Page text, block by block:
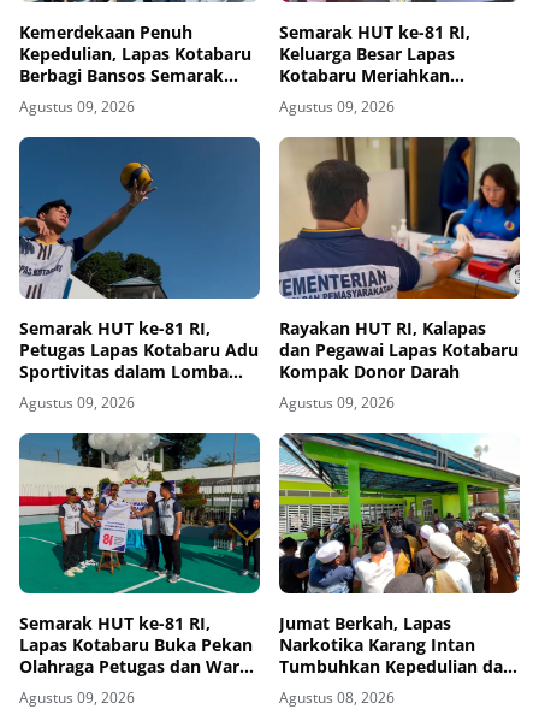
Kemerdekaan Penuh
Kepedulian, Lapas Kotabaru
Berbagi Bansos Semarak
HUT ke-81 RI
Agustus 09, 2026
Semarak HUT ke-81 RI,
Keluarga Besar Lapas
Kotabaru Meriahkan
Kemerdekaan Lewat Fun
Walk
Agustus 09, 2026
Semarak HUT ke-81 RI,
Petugas Lapas Kotabaru Adu
Sportivitas dalam Lomba
Voli
Agustus 09, 2026
Rayakan HUT RI, Kalapas
dan Pegawai Lapas Kotabaru
Kompak Donor Darah
Agustus 09, 2026
Semarak HUT ke-81 RI,
Lapas Kotabaru Buka Pekan
Olahraga Petugas dan Warga
Binaan
Agustus 09, 2026
Jumat Berkah, Lapas
Narkotika Karang Intan
Tumbuhkan Kepedulian dan
Kebersamaan
Agustus 08, 2026